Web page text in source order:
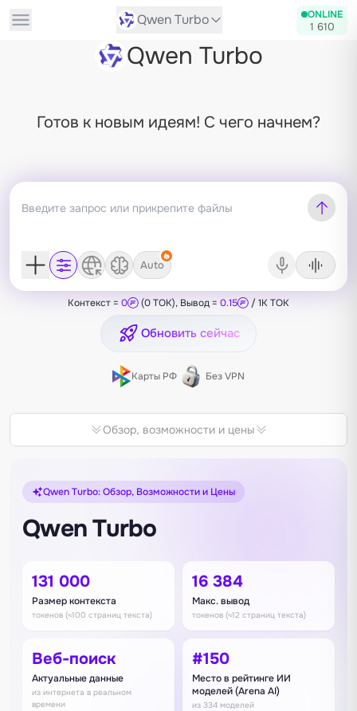
Qwen Turbo ONLINE
1 610
Qwen Turbo
Готов к новым идеям! С чего начнем?
Auto
Контекст = 0 (0 TOK), Вывод = 0.15 / 1K TOK
Обновить сейчас
Карты РФ Без VPN
Обзор, возможности и цены
Qwen Turbo: Обзор, Возможности и Цены
Qwen Turbo
131 000
Размер контекста
токенов (≈100 страниц текста)
16 384
Макс. вывод
токенов (≈12 страниц текста)
Веб-поиск
Актуальные данные
из интернета в реальном
времени
#150
Место в рейтинге ИИ
моделей (Arena AI)
из 334 моделей